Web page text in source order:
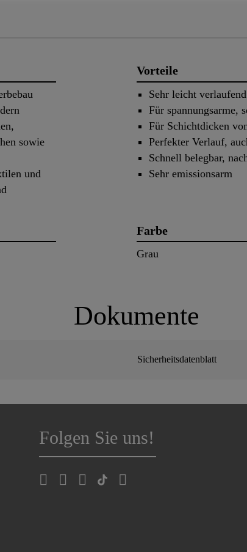
sowie
und
Vorteile
Sehr leicht verlaufend
Für spannungsarme,
Für Schichtdicken
Perfekter Verlauf,
Schnell belegbar,
Sehr emissionsarm
Farbe
Grau
Dokumente
Sicherheitsdatenblatt
Folgen Sie uns!